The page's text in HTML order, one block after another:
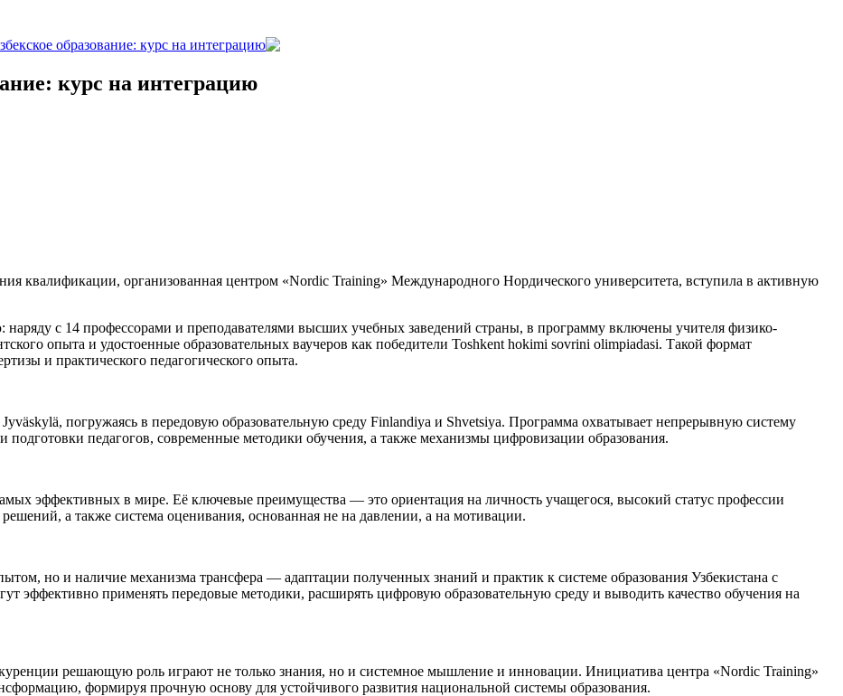
образование: курс на интеграцию
курс на интеграцию
квалификации, организованная центром «Nordic Training» Международного Нордического университета, вступила в активную
наряду с 14 профессорами и преподавателями высших учебных заведений страны, в программу включены учителя физико-
опыта и удостоенные образовательных ваучеров как победители Toshkent hokimi sovrini olimpiadasi. Такой формат
и практического педагогического опыта.
погружаясь в передовую образовательную среду Finlandiya и Shvetsiya. Программа охватывает непрерывную систему
педагогов, современные методики обучения, а также механизмы цифровизации образования.
эффективных в мире. Её ключевые преимущества — это ориентация на личность учащегося, высокий статус профессии
а также система оценивания, основанная не на давлении, а на мотивации.
но и наличие механизма трансфера — адаптации полученных знаний и практик к системе образования Узбекистана с
эффективно применять передовые методики, расширять цифровую образовательную среду и выводить качество обучения на
решающую роль играют не только знания, но и системное мышление и инновации. Инициатива центра «Nordic Training»
формируя прочную основу для устойчивого развития национальной системы образования.